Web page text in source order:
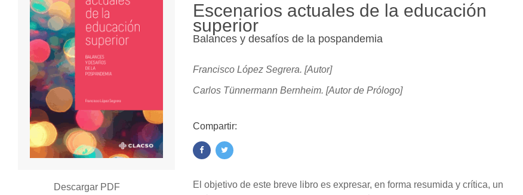
Descargar PDF
Escenarios actuales de la educación
superior
Balances y desafíos de la pospandemia
Francisco López Segrera. [Autor]
Carlos Tünnermann Bernheim. [Autor de Prólogo]
Compartir:
El objetivo de este breve libro es expresar, en forma resumida y crítica, un